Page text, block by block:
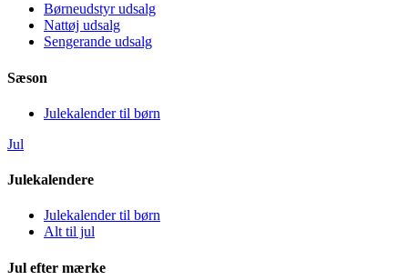
Børneudstyr udsalg
Nattøj udsalg
Sengerande udsalg
Sæson
Julekalender til børn
Jul
Julekalendere
Julekalender til børn
Alt til jul
Jul efter mærke